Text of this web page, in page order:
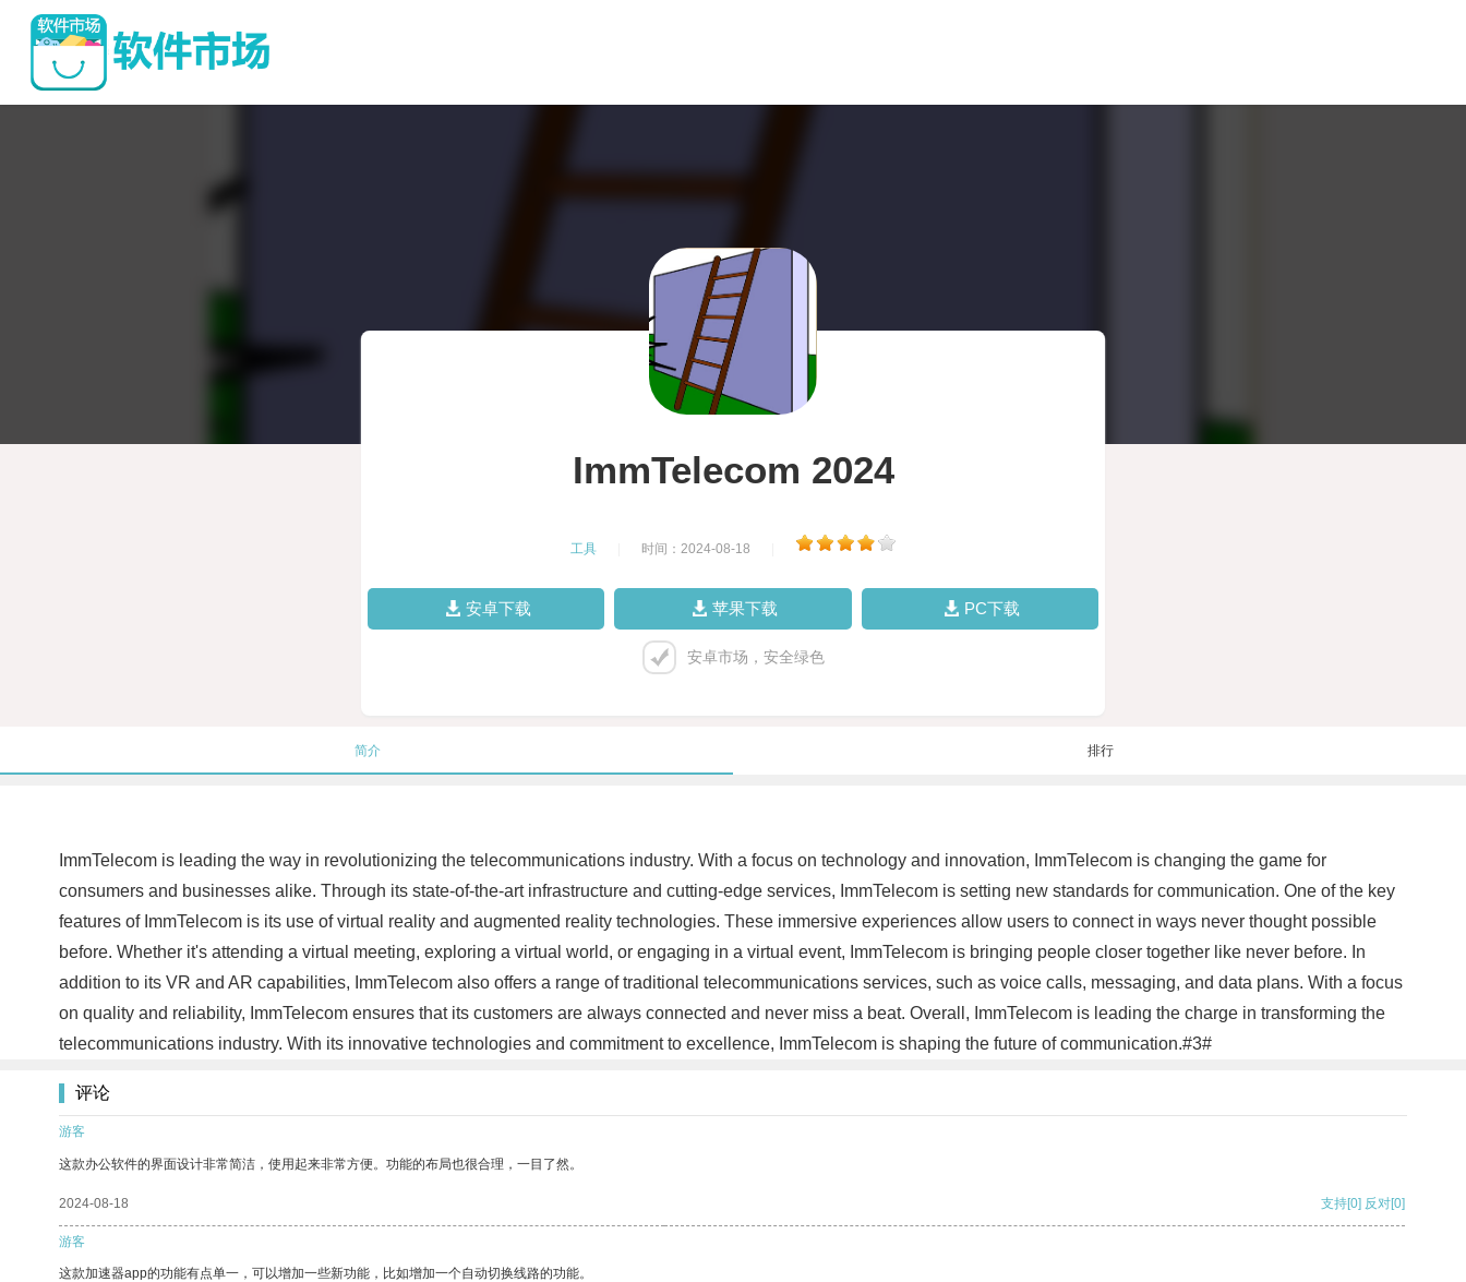
ImmTelecom 2024
工具 时间：2024-08-18
安卓下载 苹果下载 PC下载
安卓市场，安全绿色
简介 排行
ImmTelecom is leading the way in revolutionizing the telecommunications industry. With a focus on technology and innovation, ImmTelecom is changing the game for
consumers and businesses alike. Through its state-of-the-art infrastructure and cutting-edge services, ImmTelecom is setting new standards for communication. One of the key
features of ImmTelecom is its use of virtual reality and augmented reality technologies. These immersive experiences allow users to connect in ways never thought possible
before. Whether it's attending a virtual meeting, exploring a virtual world, or engaging in a virtual event, ImmTelecom is bringing people closer together like never before. In
addition to its VR and AR capabilities, ImmTelecom also offers a range of traditional telecommunications services, such as voice calls, messaging, and data plans. With a focus
on quality and reliability, ImmTelecom ensures that its customers are always connected and never miss a beat. Overall, ImmTelecom is leading the charge in transforming the
telecommunications industry. With its innovative technologies and commitment to excellence, ImmTelecom is shaping the future of communication.#3#
评论
游客
这款办公软件的界面设计非常简洁，使用起来非常方便。功能的布局也很合理，一目了然。
2024-08-18 支持[0] 反对[0]
游客
这款加速器app的功能有点单一，可以增加一些新功能，比如增加一个自动切换线路的功能。